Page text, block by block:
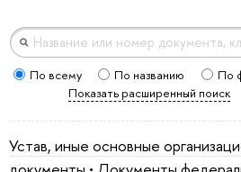
По всему По названию
По
Показать расширенный поиск
Устав, иные основные